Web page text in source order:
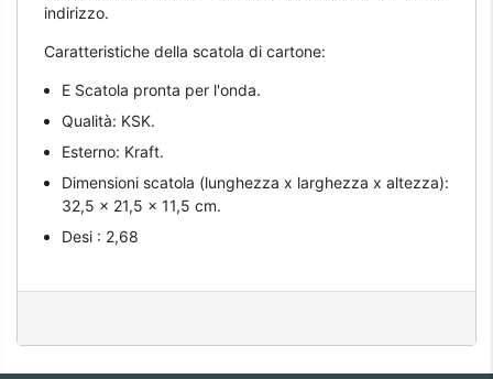
indirizzo.
Caratteristiche della scatola di cartone:
E Scatola pronta per l'onda.
Qualità: KSK.
Esterno: Kraft.
Dimensioni scatola (lunghezza x larghezza x altezza):
32,5 x 21,5 x 11,5 cm.
Desi : 2,68